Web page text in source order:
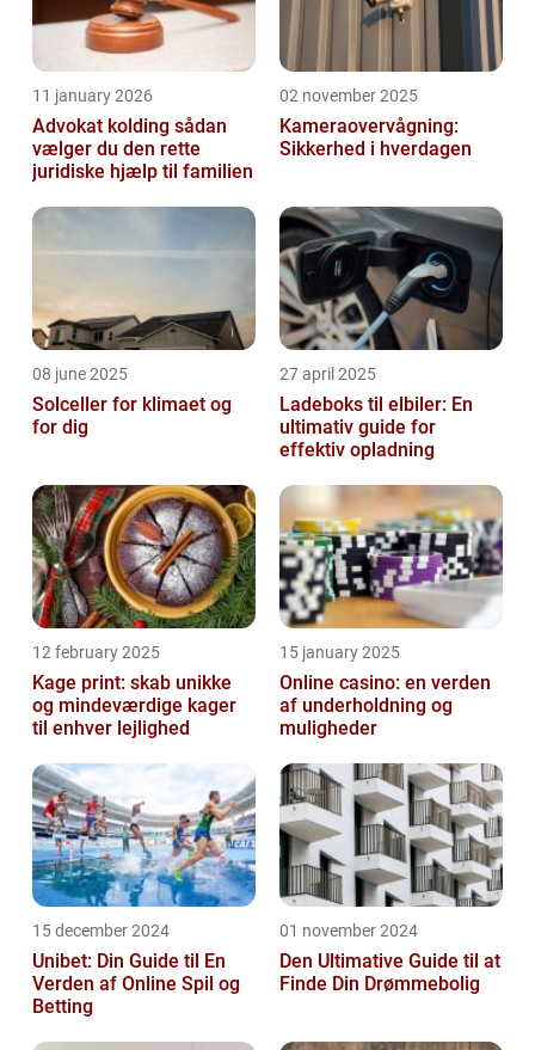
11 january 2026
Advokat kolding sådan
vælger du den rette
juridiske hjælp til familien
02 november 2025
Kameraovervågning:
Sikkerhed i hverdagen
08 june 2025
Solceller for klimaet og
for dig
27 april 2025
Ladeboks til elbiler: En
ultimativ guide for
effektiv opladning
12 february 2025
Kage print: skab unikke
og mindeværdige kager
til enhver lejlighed
15 january 2025
Online casino: en verden
af underholdning og
muligheder
15 december 2024
Unibet: Din Guide til En
Verden af Online Spil og
Betting
01 november 2024
Den Ultimative Guide til at
Finde Din Drømmebolig